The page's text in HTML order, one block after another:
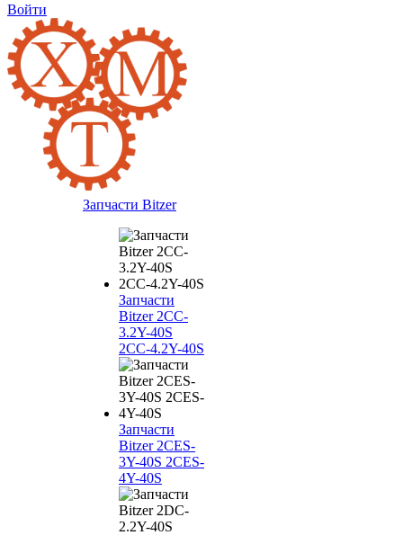
Войти
Запчасти Bitzer
Запчасти
Bitzer 2CC-
3.2Y-40S
2CC-4.2Y-40S
Запчасти
Bitzer 2CES-
3Y-40S 2CES-
4Y-40S